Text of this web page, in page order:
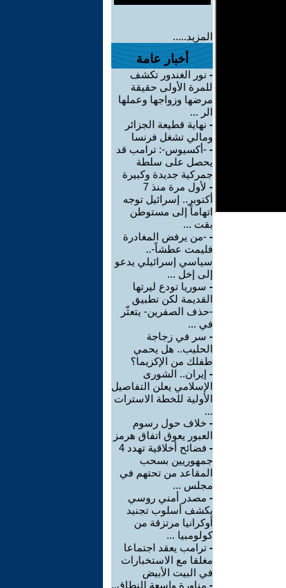
المزيد.....
أخبار عامة
- نور الغندور تكشف
للمرة الأولى حقيقة
مرضها وزواجها وعملها
الر ...
- نهاية قطيعة الجزائر
ومالي تشغل فرنسا
- -أكسيوس-: ترامب قد
يحصل على سلطة
جمركية جديدة وكبيرة
-
لأول مرة منذ 7
أكتوبر.. إسرائيل توجه
اتهاماً إلى مستوطن
بقت ...
- -من يرفض المغادرة
فليمت عطشاً-..
سياسي إسرائيلي يدعو
إلى إخل ...
- سوريا تودع ليرتها
القديمة لكن تطبيق
-حذف الصفرين- يتعثّر
في ...
- سر في زجاجة
الحليب.. هل يحمي
طفلك من الإكزيما؟
- إيران.. الشورى
الإسلامي يعلن التفاصيل
الأولية للخطة الاسترات
...
- خلاف حول رسوم
العبور يعوق اتفاق هرمز
-
فضائح أخلاقية تهدد 4
جمهوريين بسحب
المقاعد من تحتهم في
مجلس ...
- مصدر أمني روسي
يكشف أسلوب تجنيد
أوكرانيا مرتزقة من
كولومبيا ...
- ترامب يعقد اجتماعا
مغلقا مع الاستخبارات
في البيت الأبيض
- مناورة واسعة النطاق..